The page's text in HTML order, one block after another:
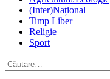
(Inter)Național
Timp Liber
Religie
Sport
Caută
după: